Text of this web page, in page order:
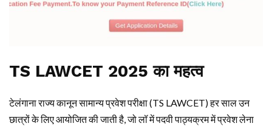
TS LAWCET 2025 का महत्व
टेलंगाना राज्य कानून सामान्य प्रवेश परीक्षा (TS LAWCET) हर साल उन
छात्रों के लिए आयोजित की जाती है, जो लॉ में पदवी पाठ्यक्रम में प्रवेश लेना